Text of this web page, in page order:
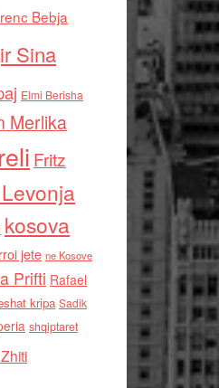
Bebja
Sina
Elmi Berisha
Merlika
Fritz
kosova
jete ne Kosove
Prifti Rafael
kripa Sadik
shqiptaret